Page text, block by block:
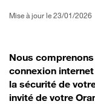
Mise à jour le 23/01/2026
Nous
connexion
la sécurité de
invité de votre